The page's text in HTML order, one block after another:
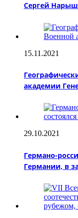
Сергей
15.11.2021
академии
29.10.2021
Германо-
Германии, в